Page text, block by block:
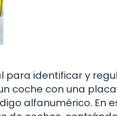
para identificar y
coche con una
alfanumérico. En